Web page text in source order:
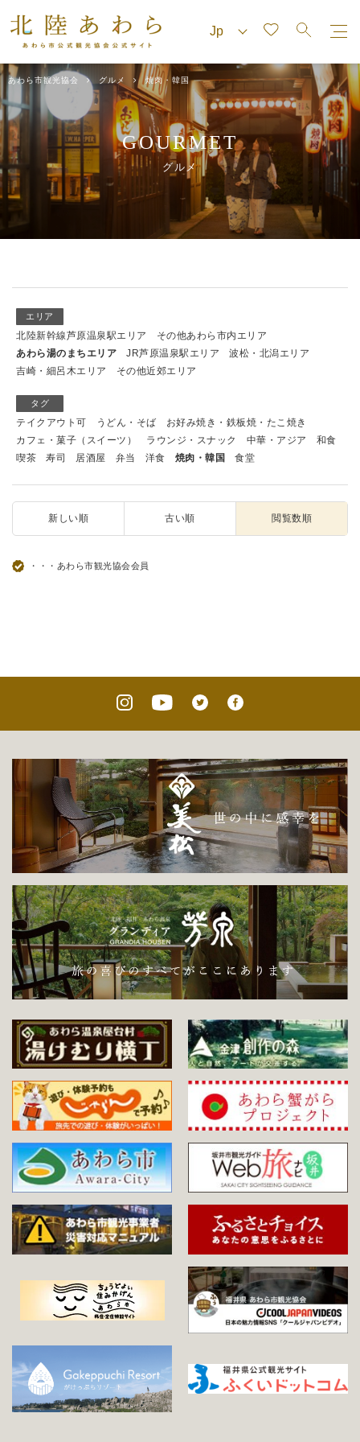
あわら市観光協会 グルメ 焼肉・韓国
GOURMET
グルメ
エリア
北陸新幹線芦原温泉駅エリア
その他あわら市内エリア
あわら湯のまちエリア
JR芦原温泉駅エリア
波松・北潟エリア
吉崎・細呂木エリア
その他近郊エリア
タグ
テイクアウト可 うどん・そば
お好み焼き・鉄板焼・たこ焼き
カフェ・菓子（スイーツ）
ラウンジ・スナック 中華・アジア
和食
喫茶
寿司 居酒屋 弁当 洋食 焼肉・韓国 食堂
新しい順 古い順 閲覧数順
・・・あわら市観光協会会員